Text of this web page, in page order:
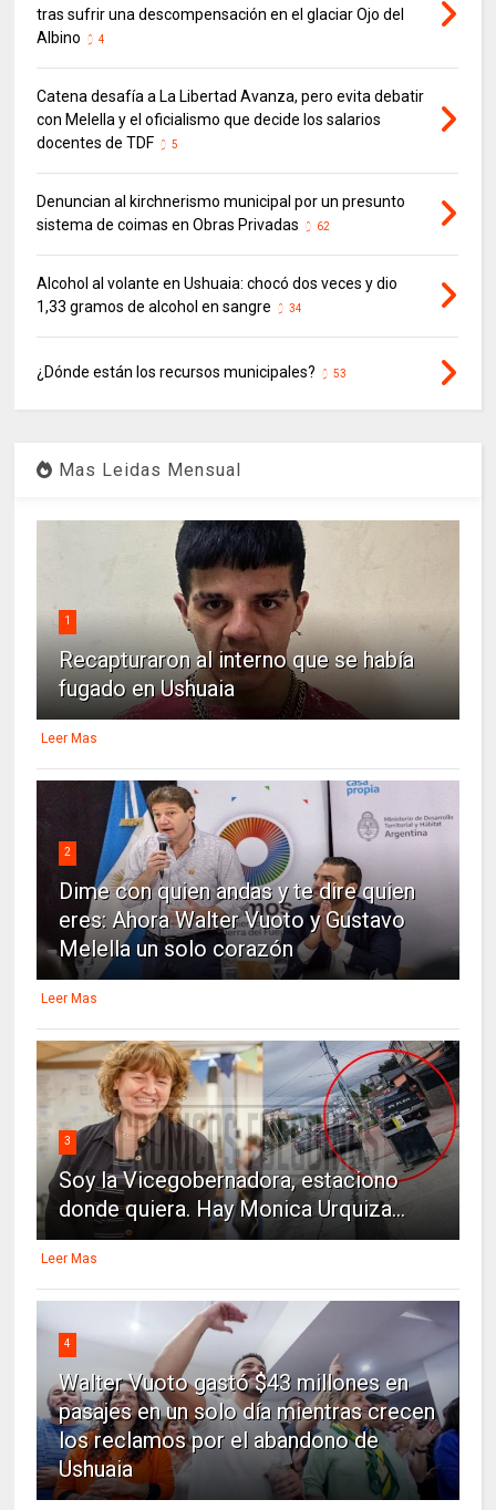
tras sufrir una descompensación en el glaciar Ojo del
Albino
4
Catena desafía a La Libertad Avanza, pero evita debatir
con Melella y el oficialismo que decide los salarios
docentes de TDF
5
Denuncian al kirchnerismo municipal por un presunto
sistema de coimas en Obras Privadas
62
Alcohol al volante en Ushuaia: chocó dos veces y dio
1,33 gramos de alcohol en sangre
34
¿Dónde están los recursos municipales? 53
Mas Leidas Mensual
1
Recapturaron al interno que se había
fugado en Ushuaia
Leer Mas
2
Dime con quien andas y te dire quien
eres: Ahora Walter Vuoto y Gustavo
Melella un solo corazón
Leer Mas
3
Soy la Vicegobernadora, estaciono
donde quiera. Hay Monica Urquiza...
Leer Mas
4
Walter Vuoto gastó $43 millones en
pasajes en un solo día mientras crecen
los reclamos por el abandono de
Ushuaia